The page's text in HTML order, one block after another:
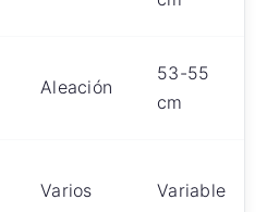
Aleación
53-55
cm
Varios Variable